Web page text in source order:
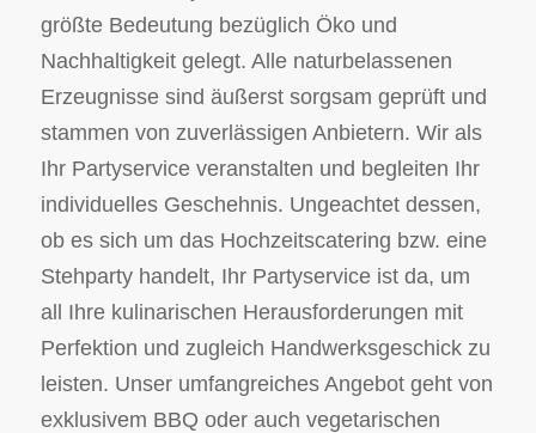
größte Bedeutung bezüglich Öko und
Nachhaltigkeit gelegt. Alle naturbelassenen
Erzeugnisse sind äußerst sorgsam geprüft und
stammen von zuverlässigen Anbietern. Wir als
Ihr Partyservice veranstalten und begleiten Ihr
individuelles Geschehnis. Ungeachtet dessen,
ob es sich um das Hochzeitscatering bzw. eine
Stehparty handelt, Ihr Partyservice ist da, um
all Ihre kulinarischen Herausforderungen mit
Perfektion und zugleich Handwerksgeschick zu
leisten. Unser umfangreiches Angebot geht von
exklusivem BBQ oder auch vegetarischen